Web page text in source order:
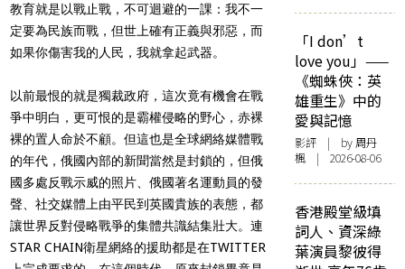
教育就是以戰止戰，不可迴避的一課：我不一
定要為民族而戰，但世上確有正義與邪惡，而
如果你傷害我的人民，我就拿起武器。
以前最恨的就是獨裁政府，這次竟有機會在戰
爭中明白，更可恨的是霸權侵略的野心，赤裸
裸的置人命於不顧。但這也是全球網絡媒體戰
的年代，俄國內部的新聞當然是封鎖的，但俄
國多處反戰示威的照片、俄國著名運動員的發
聲、社交媒體上由平民到英國貴族的表態，都
讓世界反對侵略戰爭的集體共識結集壯大。連
STAR CHAIN衛星網絡的援助都是在TWITTER
「I don’t
love you」——
《蜘蛛俠：英
雄重生》中的
愛與記憶
影評 | by周丹
楓 | 2026-08-06
香港殿堂級填
詞人、資深綠
葉演員黎彼得